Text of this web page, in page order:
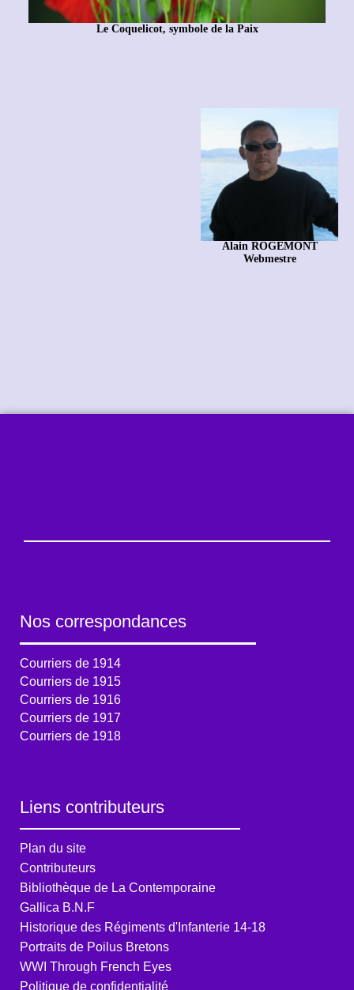
Le Coquelicot, symbole de la Paix
Alain ROGEMONT
Webmestre
Nos correspondances
Courriers de 1914
Courriers de 1915
Courriers de 1916
Courriers de 1917
Courriers de 1918
Liens contributeurs
Plan du site
Contributeurs
Bibliothèque de La Contemporaine
Gallica B.N.F
Historique des Régiments d'Infanterie 14-18
Portraits de Poilus Bretons
WWI Through French Eyes
Politique de confidentialité